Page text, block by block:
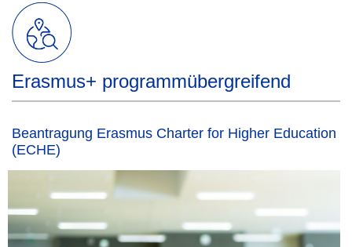
Erasmus+ programmübergreifend
Beantragung Erasmus Charter for Higher Education
(ECHE)